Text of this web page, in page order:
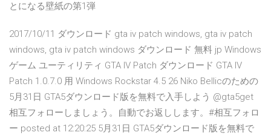
とになる壁紙の第1弾
2017/10/11 ダウンロード gta iv patch windows, gta iv patch
windows, gta iv patch windows ダウンロード 無料 jp Windows
ゲーム ユーティリティ GTA IV Patch ダウンロード GTA IV
Patch 1.0.7.0 用 Windows Rockstar 4.5 26 Niko Bellicのための
5月31日 GTA5ダウンロード版を無料で入手しよう @gta5get
相互フォローしましょう。自動でお返しします。#相互フォロ
ー posted at 12:20:25 5月31日 GTA5ダウンロード版を無料で